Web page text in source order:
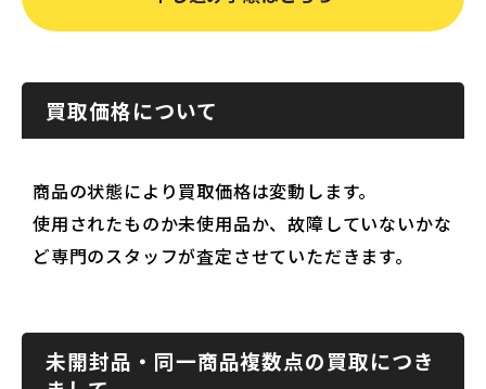
買取価格について
商品の状態により買取価格は変動します。
使用されたものか未使用品か、故障していないかな
ど専門のスタッフが査定させていただきます。
未開封品・同一商品複数点の買取につき